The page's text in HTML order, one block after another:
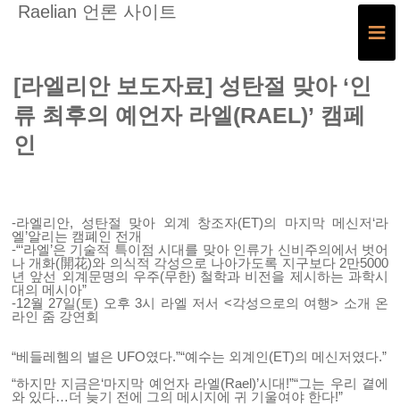
Raelian 언론 사이트
≡
[라엘리안 보도자료] 성탄절 맞아 ‘인
류 최후의 예언자 라엘(RAEL)’ 캠페
인
-라엘리안, 성탄절 맞아 외계 창조자(ET)의 마지막 메신저‘라
엘’알리는 캠폐인 전개
-“‘라엘’은 기술적 특이점 시대를 맞아 인류가 신비주의에서 벗어
나 개화(開花)와 의식적 각성으로 나아가도록 지구보다 2만5000
년 앞선 외계문명의 우주(무한) 철학과 비전을 제시하는 과학시
대의 메시아”
-12월 27일(토) 오후 3시 라엘 저서 <각성으로의 여행> 소개 온
라인 줌 강연회
“베들레헴의 별은 UFO였다.”“예수는 외계인(ET)의 메신저였다.”
“하지만 지금은‘마지막 예언자 라엘(Rael)’시대!”“그는 우리 곁에
와 있다…더 늦기 전에 그의 메시지에 귀 기울여야 한다!”